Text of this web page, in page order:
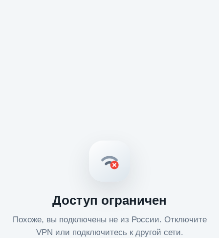
Доступ ограничен
Похоже, вы подключены не из России. Отключите
VPN или подключитесь к другой сети.